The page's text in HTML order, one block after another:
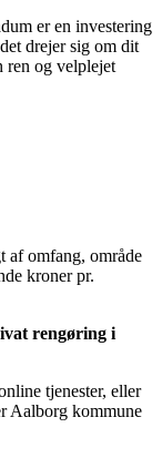
er en investering
drejer sig om dit
ren og velplejet
af omfang, område
kroner pr.
rengøring i
tjenester, eller
Aalborg kommune